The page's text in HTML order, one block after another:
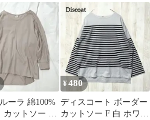
トップス ミ
クト
ダイ柄
ーラ 綿100%
カットソー ピ
¥480
ディスコート ボーダー
カットソー F 白 ホワイ